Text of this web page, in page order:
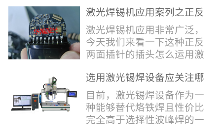
整机调试、性能检测到成品
领域十余载，没有华丽的措
辞，只有最朴实的工艺呈
现，为客户解决实实在在的
落地生产难题。决定电池安
全的“微米关卡”随着新能源
汽车与储能市场爆发式增
堂，共同回顾了过去一年的
奋斗与辉煌，分享了成功的
喜悦，并对新的一年充满了
无限憧憬。回望过去，铭记
经理尹建中先生发表了振奋
人心的讲话。他首先对全体
员工在过去一年中的辛勤付
出和卓越贡献表示了最衷心
的感谢，并全面回顾了公司
激光焊锡机应用案列之正反
两面插针焊接
激光焊锡机应用非常广泛，
今天我们来看一下这种正反
两面插针的插头怎么运用激
反两面都有插针的插头，其
焊接的方式还是有一定的难
点的，第一回流焊和自动烙
铁焊都不合适，因为对面一
选用激光锡焊设备应关注哪
些方面
目前，激光锡焊设备作为一
种能够替代烙铁焊且性价比
完全高于选择性波峰焊的一